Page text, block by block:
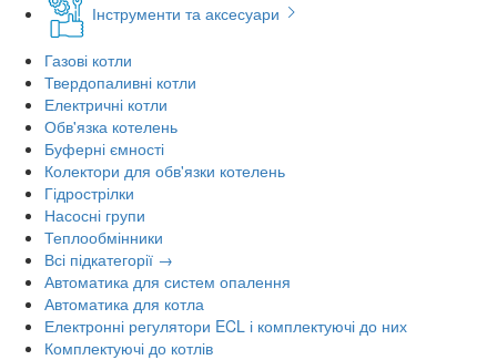
Інструменти та аксесуари
Газові котли
Твердопаливні котли
Електричні котли
Обв'язка котелень
Буферні ємності
Колектори для обв'язки котелень
Гідрострілки
Насосні групи
Теплообмінники
Всі підкатегорії →
Автоматика для систем опалення
Автоматика для котла
Електронні регулятори ECL і комплектуючі до них
Комплектуючі до котлів